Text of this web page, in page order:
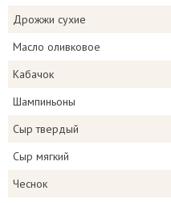
Дрожжи сухие
Масло оливковое
Кабачок
Шампиньоны
Сыр твердый
Сыр мягкий
Чеснок